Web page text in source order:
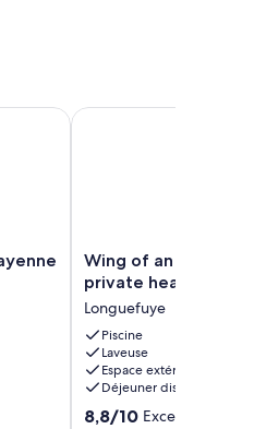
River
Wing
of
an
eighteenth
castle,
private
heated
pool
Longuefuye
Wing of an
private heated pool
Longuefuye
Piscine
Laveuse
Espace extérieur
Déjeuner disponible
8.8
8,8/10 Excellent
Wing of an